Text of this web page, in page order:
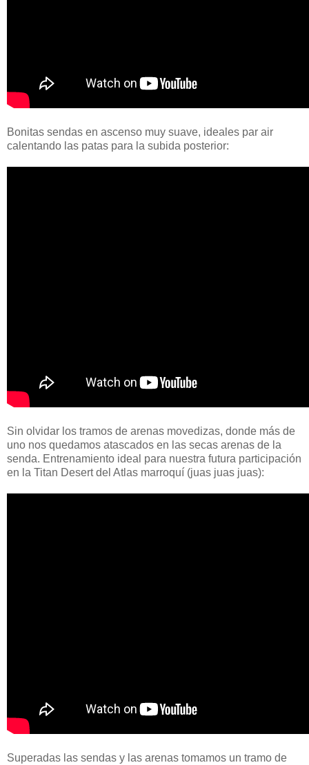
Bonitas sendas en ascenso muy suave, ideales par air
calentando las patas para la subida posterior:
Sin olvidar los tramos de arenas movedizas, donde más de
uno nos quedamos atascados en las secas arenas de la
senda. Entrenamiento ideal para nuestra futura participación
en la Titan Desert del Atlas marroquí (juas juas juas):
Superadas las sendas y las arenas tomamos un tramo de